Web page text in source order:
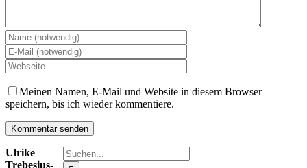
Meinen Namen, E-Mail und Website in diesem Browser
speichern, bis ich wieder kommentiere.
Suche
nach:
Ulrike
Trebesius-